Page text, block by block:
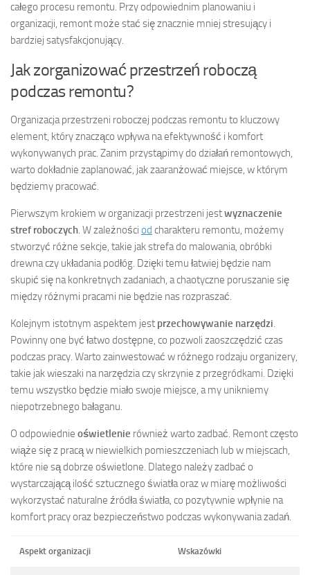
całego procesu remontu. Przy odpowiednim planowaniu i
organizacji, remont może stać się znacznie mniej stresujący i
bardziej satysfakcjonujący.
Jak zorganizować przestrzeń roboczą
podczas remontu?
Organizacja przestrzeni roboczej podczas remontu to kluczowy
element, który znacząco wpływa na efektywność i komfort
wykonywanych prac. Zanim przystąpimy do działań remontowych,
warto dokładnie zaplanować, jak zaaranżować miejsce, w którym
będziemy pracować.
Pierwszym krokiem w organizacji przestrzeni jestwyznaczenie
stref roboczych. W zależności od charakteru remontu, możemy
stworzyć różne sekcje, takie jak strefa do malowania, obróbki
drewna czy układania podłóg. Dzięki temu łatwiej będzie nam
skupić się na konkretnych zadaniach, a chaotyczne poruszanie się
między różnymi pracami nie będzie nas rozpraszać.
Kolejnym istotnym aspektem jest przechowywanie narzędzi.
Powinny one być łatwo dostępne, co pozwoli zaoszczędzić czas
podczas pracy. Warto zainwestować w różnego rodzaju organizery,
takie jak wieszaki na narzędzia czy skrzynie z przegródkami. Dzięki
temu wszystko będzie miało swoje miejsce, a my unikniemy
niepotrzebnego bałaganu.
O odpowiednie oświetlenie również warto zadbać. Remont często
wiąże się z pracą w niewielkich pomieszczeniach lub w miejscach,
które nie są dobrze oświetlone. Dlatego należy zadbać o
wystarczającą ilość sztucznego światła oraz w miarę możliwości
wykorzystać naturalne źródła światła, co pozytywnie wpłynie na
komfort pracy oraz bezpieczeństwo podczas wykonywania zadań.
Aspekt organizacji Wskazówki